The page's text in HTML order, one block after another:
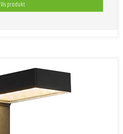
Vis produkt